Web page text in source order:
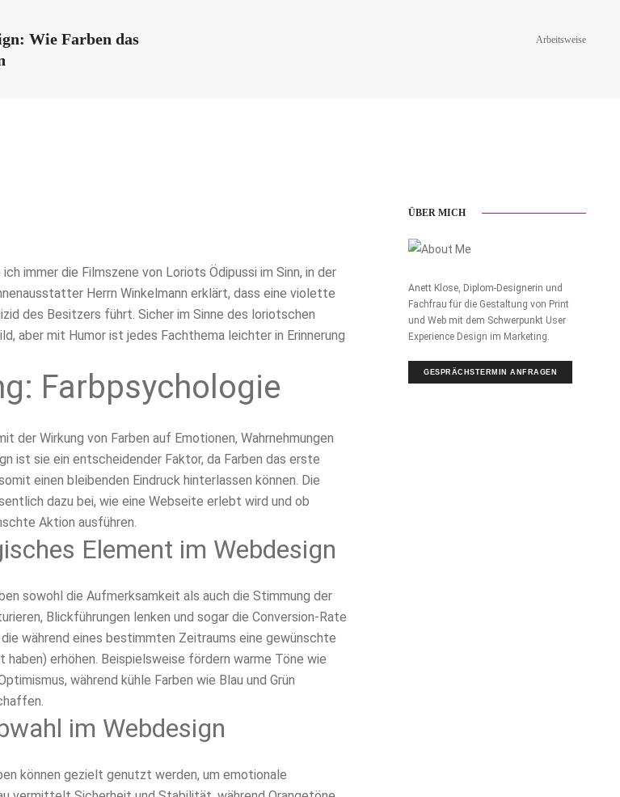
Wie Farben das
Arbeitsweise
immer die Filmszene von Loriots Ödipussi im Sinn, in der
Herrn Winkelmann erklärt, dass eine violette
des Besitzers führt. Sicher im Sinne des loriotschen
aber mit Humor ist jedes Fachthema leichter in Erinnerung
Farbpsychologie
der Wirkung von Farben auf Emotionen, Wahrnehmungen
ist sie ein entscheidender Faktor, da Farben das erste
einen bleibenden Eindruck hinterlassen können. Die
dazu bei, wie eine Webseite erlebt wird und ob
Aktion ausführen.
Element im Webdesign
sowohl die Aufmerksamkeit als auch die Stimmung der
Blickführungen lenken und sogar die Conversion-Rate
während eines bestimmten Zeitraums eine gewünschte
haben) erhöhen. Beispielsweise fördern warme Töne wie
während kühle Farben wie Blau und Grün
im Webdesign
können gezielt genutzt werden, um emotionale
ÜBER MICH
Anett Klose, Diplom-Designerin und
Fachfrau für die Gestaltung von Print
und Web mit dem Schwerpunkt User
Experience Design im Marketing.
GESPRÄCHSTERMIN ANFRAGEN